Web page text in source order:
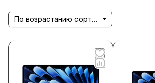
По возрастанию сортировки